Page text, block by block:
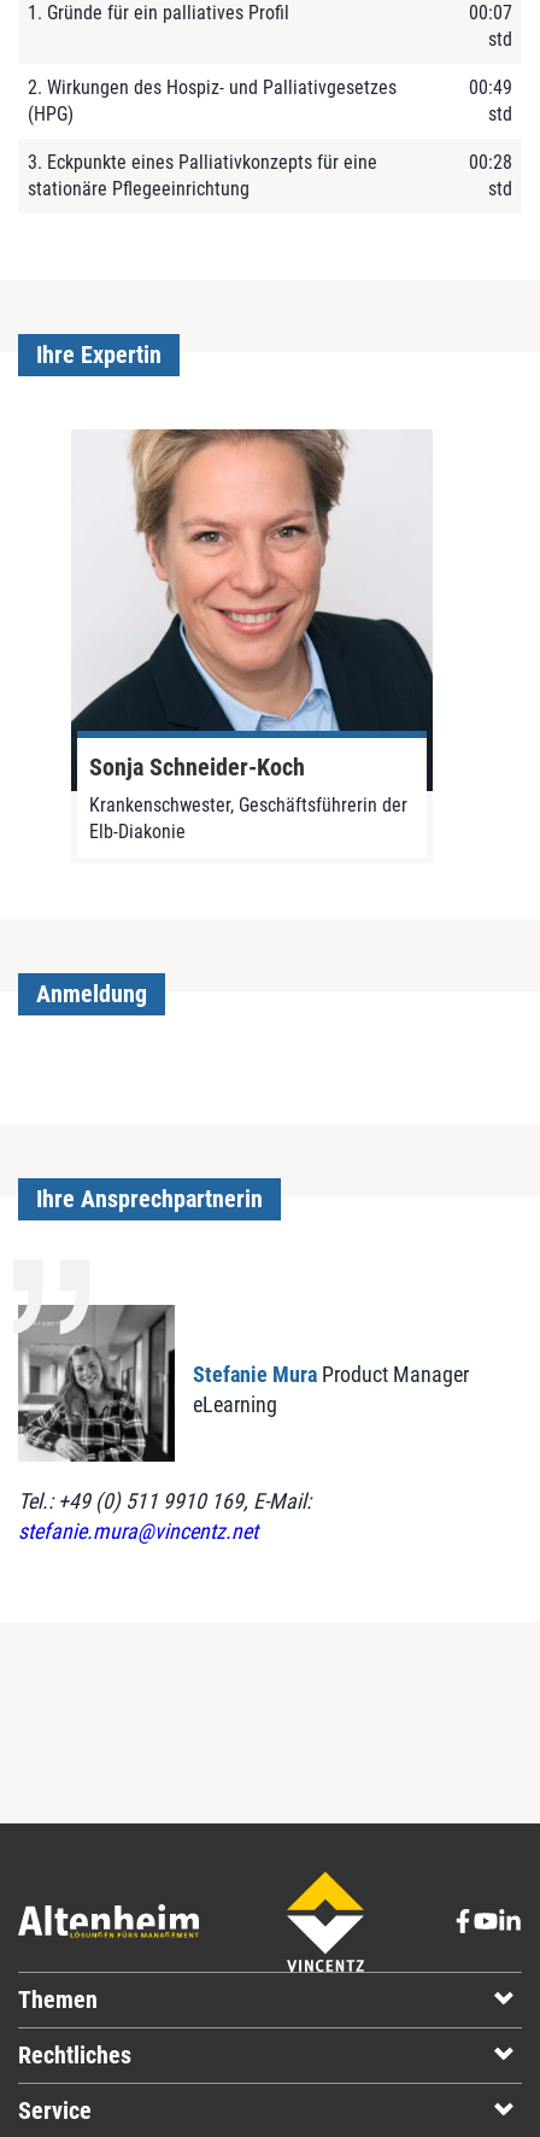
1. Gründe für ein palliatives Profil
00:07
std
2. Wirkungen des Hospiz- und Palliativgesetzes
(HPG)
00:49
std
3. Eckpunkte eines Palliativkonzepts für eine
stationäre Pflegeeinrichtung
00:28
std
Ihre Expertin
Sonja Schneider-Koch
Krankenschwester, Geschäftsführerin der
Elb-Diakonie
Anmeldung
Ihre Ansprechpartnerin
Stefanie Mura Product Manager
eLearning
Tel.: +49 (0) 511 9910 169, E-Mail:
stefanie.mura@vincentz.net
Themen
Rechtliches
Service